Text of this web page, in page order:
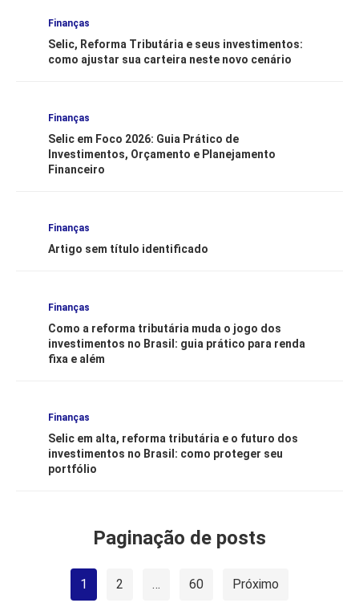
Finanças
Selic, Reforma Tributária e seus investimentos:
como ajustar sua carteira neste novo cenário
Finanças
Selic em Foco 2026: Guia Prático de
Investimentos, Orçamento e Planejamento
Financeiro
Finanças
Artigo sem título identificado
Finanças
Como a reforma tributária muda o jogo dos
investimentos no Brasil: guia prático para renda
fixa e além
Finanças
Selic em alta, reforma tributária e o futuro dos
investimentos no Brasil: como proteger seu
portfólio
Paginação de posts
1 2 … 60 Próximo